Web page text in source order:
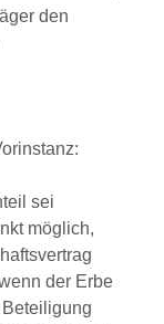
den
sei
möglich,
der Erbe